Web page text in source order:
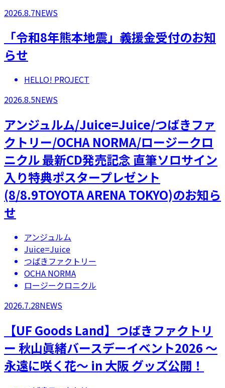
2026.8.7NEWS
「令和8年熊本地震」義援金受付のお知
らせ
HELLO! PROJECT
2026.8.5NEWS
アンジュルム/Juice=Juice/つばきファ
クトリー/OCHA NORMA/ロージークロ
ニクル 最新CD発売記念 直筆ソロサイン
入り特典ポスタープレゼント
(8/8.9TOYOTA ARENA TOKYO)のお知ら
せ
アンジュルム
Juice=Juice
つばきファクトリー
OCHA NORMA
ロージークロニクル
2026.7.28NEWS
【UF Goods Land】つばきファクトリ
ー 秋山眞緒バースデーイベント2026 ～
永遠に咲く花～ in 大阪 グッズ公開！